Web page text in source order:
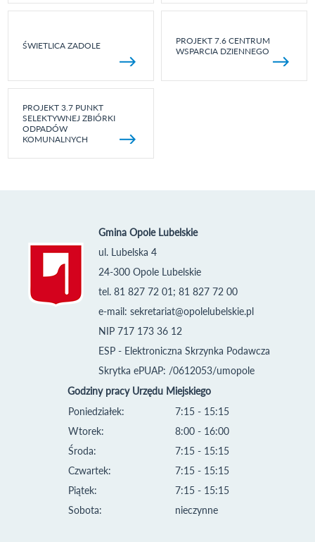
ŚWIETLICA ZADOLE
PROJEKT 7.6 CENTRUM
WSPARCIA DZIENNEGO
PROJEKT 3.7 PUNKT
SELEKTYWNEJ ZBIÓRKI
ODPADÓW
KOMUNALNYCH
Gmina Opole Lubelskie
ul. Lubelska 4
24-300 Opole Lubelskie
tel. 81 827 72 01; 81 827 72 00
e-mail: sekretariat@opolelubelskie.pl
NIP 717 173 36 12
ESP - Elektroniczna Skrzynka Podawcza
Skrytka ePUAP: /0612053/umopole
Godziny pracy Urzędu Miejskiego
Poniedziałek:
Wtorek:
Środa:
Czwartek:
Piątek:
Sobota:
7:15 - 15:15
8:00 - 16:00
7:15 - 15:15
7:15 - 15:15
7:15 - 15:15
nieczynne